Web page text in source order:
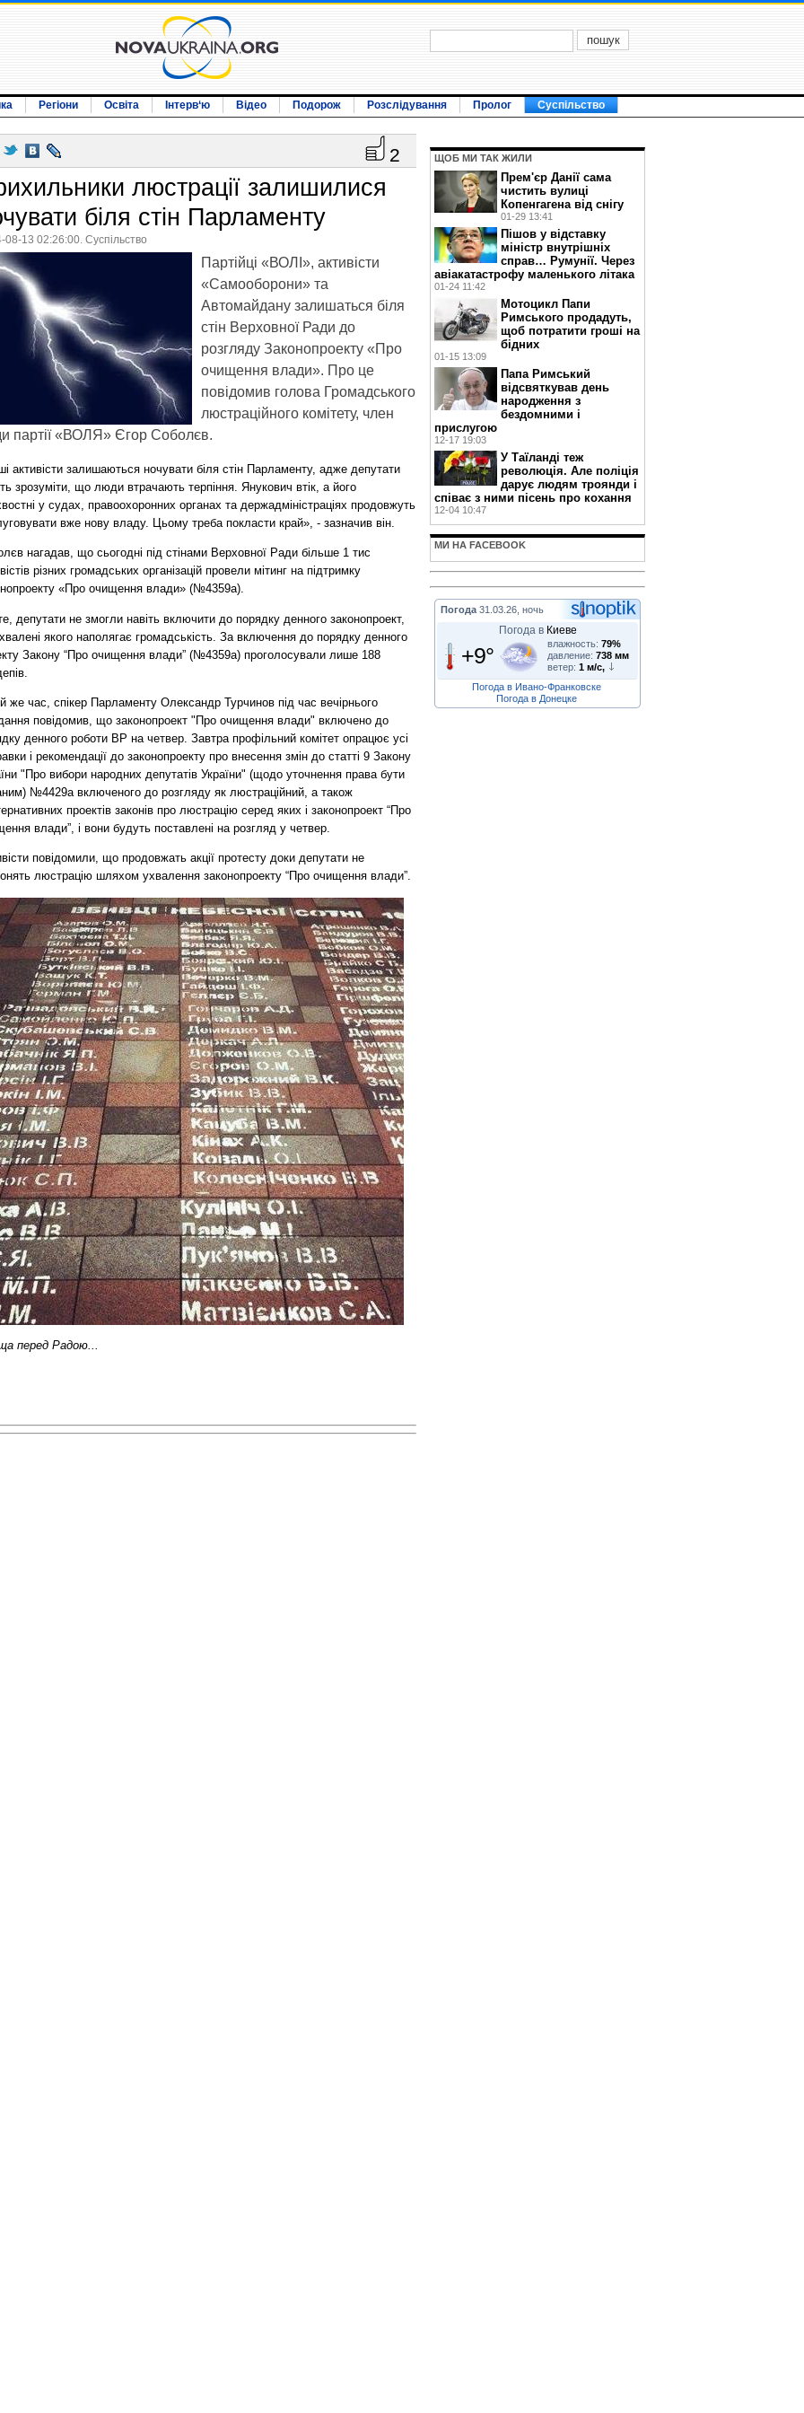
Регіони Освіта Інтерв‘ю Відео Подорож Розслідування Пролог Суспільство
2
люстрації залишилися
біля стін Парламенту
08-13 02:26:00. Суспільство
Партійці «ВОЛІ», активісти
«Самооборони» та
Автомайдану залишаться біля
стін Верховної Ради до
розгляду Законопроекту «Про
очищення влади». Про це
повідомив голова Громадського
люстраційного комітету, член
партії «ВОЛЯ» Єгор Соболєв.
активісти залишаються ночувати біля стін Парламенту, адже депутати
зрозуміти, що люди втрачають терпіння. Янукович втік, а його
у судах, правоохоронних органах та держадміністраціях продовжуть
вже нову владу. Цьому треба покласти край», - зазначив він.
нагадав, що сьогодні під стінами Верховної Ради більше 1 тис
різних громадських організацій провели мітинг на підтримку
«Про очищення влади» (№4359а).
депутати не змогли навіть включити до порядку денного законопроект,
якого наполягає громадськість. За включення до порядку денного
Закону “Про очищення влади” (№4359а) проголосували лише 188
же час, спікер Парламенту Олександр Турчинов під час вечірнього
повідомив, що законопроект "Про очищення влади" включено до
денного роботи ВР на четвер. Завтра профільний комітет опрацює усі
і рекомендації до законопроекту про внесення змін до статті 9 Закону
"Про вибори народних депутатів України" (щодо уточнення права бути
№4429а включеного до розгляду як люстраційний, а також
проектів законів про люстрацію серед яких і законопроект “Про
влади”, і вони будуть поставлені на розгляд у четвер.
повідомили, що продовжать акції протесту доки депутати не
люстрацію шляхом ухвалення законопроекту “Про очищення влади”.
перед Радою...
ЩОБ МИ ТАК ЖИЛИ
Прем'єр Данії сама
чистить вулиці
Копенгагена від снігу
01-29 13:41
Пішов у відставку
міністр внутрішніх
справ… Румунії. Через
авіакатастрофу маленького літака
01-24 11:42
Мотоцикл Папи
Римського продадуть,
щоб потратити гроші на
бідних
01-15 13:09
Папа Римський
відсвяткував день
народження з
бездомними і
прислугою
12-17 19:03
У Таїланді теж
революція. Але поліція
дарує людям троянди і
співає з ними пісень про кохання
12-04 10:47
МИ НА FACEBOOK
Погода 31.03.26, ночь
Погода в Киеве
+9° влажность: 79%
давление: 738 мм
ветер: 1 м/с,
Погода в Ивано-Франковске
Погода в Донецке